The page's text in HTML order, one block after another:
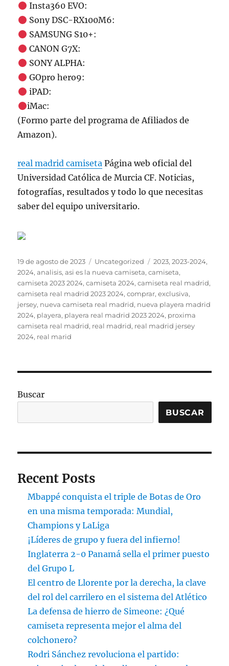
Insta360 EVO:
Sony DSC-RX100M6:
SAMSUNG S10+:
CANON G7X:
SONY ALPHA:
GOpro hero9:
iPAD:
iMac:
(Formo parte del programa de Afiliados de
Amazon).
real madrid camiseta Página web oficial del
Universidad Católica de Murcia CF. Noticias,
fotografías, resultados y todo lo que necesitas
saber del equipo universitario.
Publicado
el
19 de agosto de 2023 Categorías
Uncategorized Etiquetas
2023,2023-2024,
2024,analisis,asi es la nueva camiseta,camiseta,
camiseta 2023 2024,camiseta 2024,camiseta real madrid,
camiseta real madrid 2023 2024,comprar,exclusiva,
jersey, nueva camiseta real madrid, nueva playera madrid
2024, playera, playera real madrid 2023 2024, proxima
camiseta real madrid, real madrid, real madrid jersey
2024, real marid
Buscar
BUSCAR
Recent Posts
Mbappé conquista el triple de Botas de Oro
en una misma temporada: Mundial,
Champions y LaLiga
¡Líderes de grupo y fuera del infierno!
Inglaterra 2-0 Panamá sella el primer puesto
del Grupo L
El centro de Llorente por la derecha, la clave
del rol del carrilero en el sistema del Atlético
La defensa de hierro de Simeone: ¿Qué
camiseta representa mejor el alma del
colchonero?
Rodri Sánchez revoluciona el partido: